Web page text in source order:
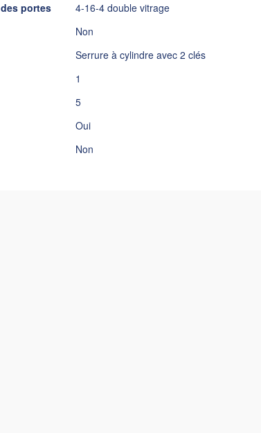
portes
4-16-4 double vitrage
Non
Serrure à cylindre avec 2 clés
1
5
Oui
Non